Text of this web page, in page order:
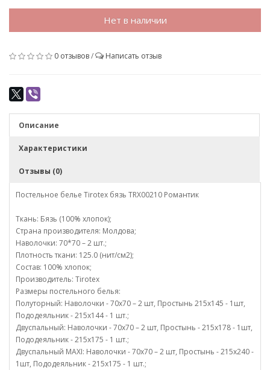
Нет в наличии
0 отзывов/ Написать отзыв
Описание
Характеристики
Отзывы (0)
Постельное белье Tirotex бязь TRX00210 Романтик
Ткань: Бязь (100% хлопок);
Страна производителя: Молдова;
Наволочки: 70*70 – 2 шт.;
Плотность ткани: 125.0 (нит/см2);
Состав: 100% хлопок;
Производитель: Tirotex
Размеры постельного белья:
Полуторный: Наволочки - 70х70 – 2 шт, Простынь 215х145 - 1шт,
Пододеяльник - 215х144 - 1 шт.;
Двуспальный: Наволочки - 70х70 – 2 шт, Простынь - 215х178 - 1шт,
Пододеяльник - 215х175 - 1 шт.;
Двуспальный MAXI: Наволочки - 70х70 – 2 шт, Простынь - 215х240 -
1шт, Пододеяльник - 215х175 - 1 шт.;